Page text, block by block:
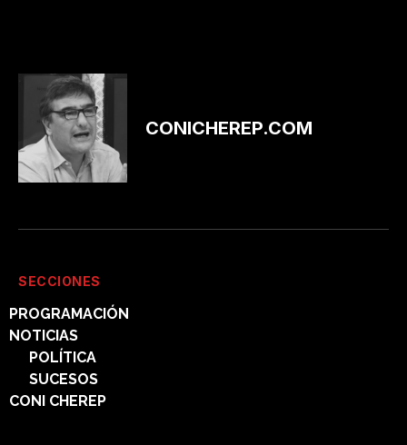
CONICHEREP.COM
SECCIONES
PROGRAMACIÓN
NOTICIAS
POLÍTICA
SUCESOS
CONI CHEREP